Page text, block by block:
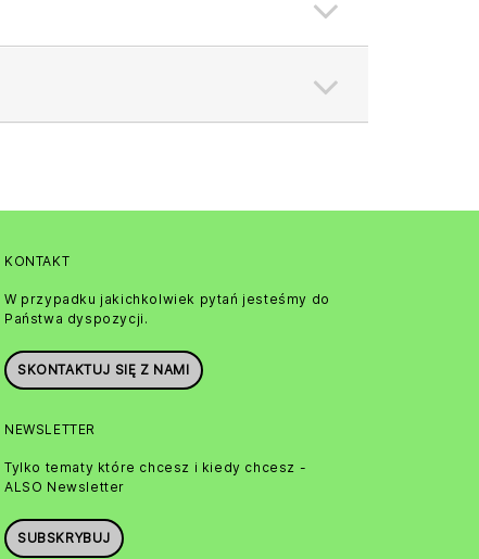
KONTAKT
W przypadku jakichkolwiek pytań jesteśmy do
Państwa dyspozycji.
SKONTAKTUJ SIĘ Z NAMI
NEWSLETTER
Tylko tematy które chcesz i kiedy chcesz -
ALSO Newsletter
SUBSKRYBUJ